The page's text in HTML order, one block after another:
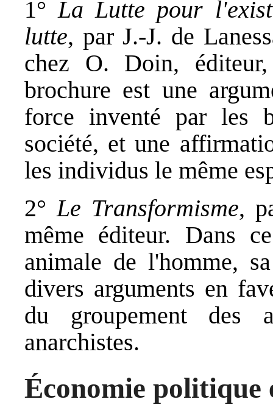
1°La Lutte pour
lutte, par J.-J. de
chez O. Doin,
brochure est une
force inventé par les
société, et une
les individus le même
2°Le Transformisme,
même éditeur. Dans
animale de l'homme,
divers arguments en
du groupement des
anarchistes.
Économie politique